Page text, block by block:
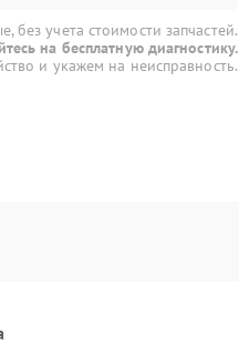
без учета стоимости запчастей.
на бесплатную диагностику.
и укажем на неисправность.